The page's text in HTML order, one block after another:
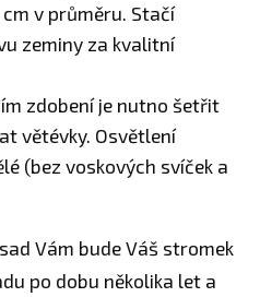
v průměru. Stačí
zeminy za kvalitní
zdobení je nutno šetřit
větévky. Osvětlení
(bez voskových svíček a
Vám bude Váš stromek
po dobu několika let a